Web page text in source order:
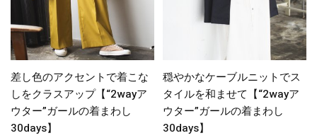
差し色のアクセントで着こな
しをクラスアップ【“2wayア
ウター”ガールの着まわし
30days】
穏やかなケーブルニットでス
タイルを和ませて【“2wayア
ウター”ガールの着まわし
30days】